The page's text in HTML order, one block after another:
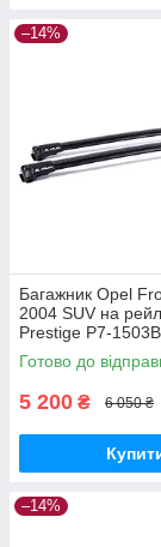
–14%
Багажник Opel
2004 SUV на
Prestige P7-1503B
Готово до
5 200 ₴ 6 050 ₴
–14%